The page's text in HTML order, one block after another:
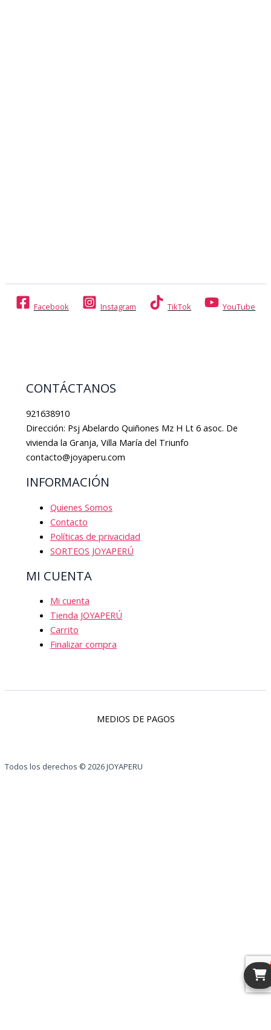
Facebook Instagram TikTok YouTube
CONTÁCTANOS
921638910
Dirección: Psj Abelardo Quiñones Mz H Lt 6 asoc. De
vivienda la Granja, Villa María del Triunfo
contacto@joyaperu.com
INFORMACIÓN
Quienes Somos
Contacto
Políticas de privacidad
SORTEOS JOYAPERÚ
MI CUENTA
Mi cuenta
Tienda JOYAPERÚ
Carrito
Finalizar compra
MEDIOS DE PAGOS
Todos los derechos © 2026 JOYAPERU